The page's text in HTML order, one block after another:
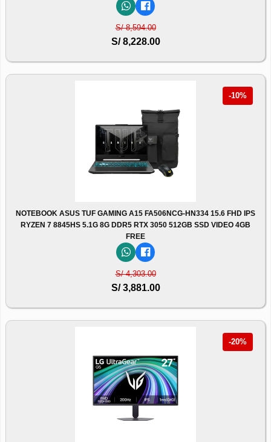
S/ 8,594.00
S/ 8,228.00
-10%
NOTEBOOK ASUS TUF GAMING A15 FA506NCG-HN334 15.6 FHD IPS
RYZEN 7 8845HS 5.1G 8G DDR5 RTX 3050 512GB SSD VIDEO 4GB
FREE
S/ 4,303.00
S/ 3,881.00
-20%